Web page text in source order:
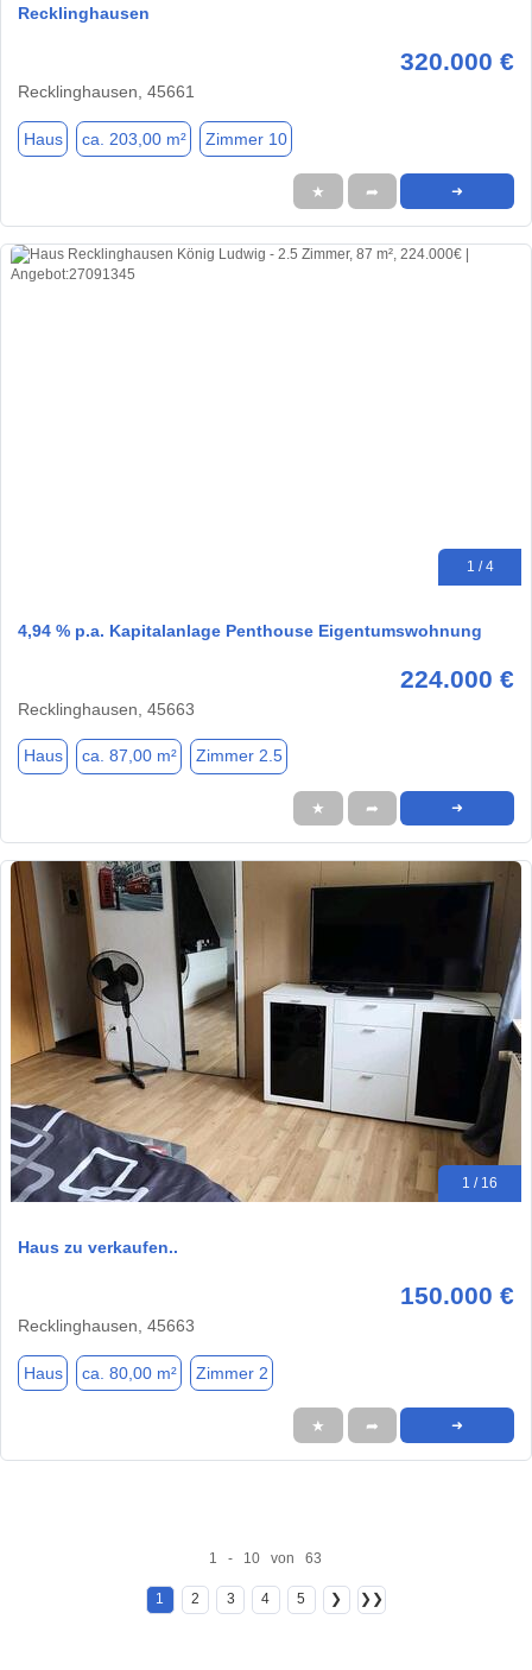
Recklinghausen
320.000 €
Recklinghausen, 45661
Haus ca. 203,00 m² Zimmer 10
★ ➦ ➜
1 / 4
4,94 % p.a. Kapitalanlage Penthouse Eigentumswohnung
224.000 €
Recklinghausen, 45663
Haus ca. 87,00 m² Zimmer 2.5
★ ➦ ➜
1 / 16
Haus zu verkaufen..
150.000 €
Recklinghausen, 45663
Haus ca. 80,00 m² Zimmer 2
★ ➦ ➜
1 - 10 von 63
1 2 3 4 5 ❯ ❯❯